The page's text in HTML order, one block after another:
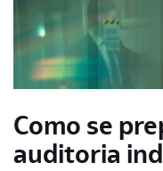
Como se
auditoria